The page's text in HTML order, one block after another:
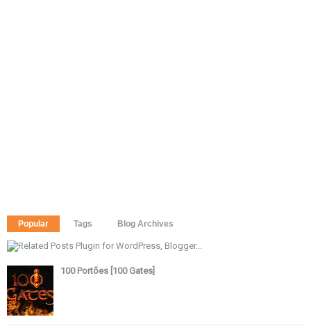
Popular Tags Blog Archives
100 Portões [100 Gates]